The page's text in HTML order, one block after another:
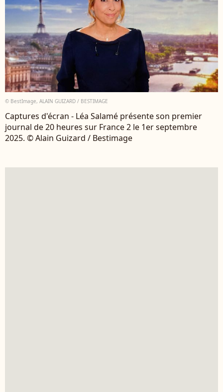
© BestImage, ALAIN GUIZARD / BESTIMAGE
Captures d'écran - Léa Salamé présente son premier
journal de 20 heures sur France 2 le 1er septembre
2025. © Alain Guizard / Bestimage